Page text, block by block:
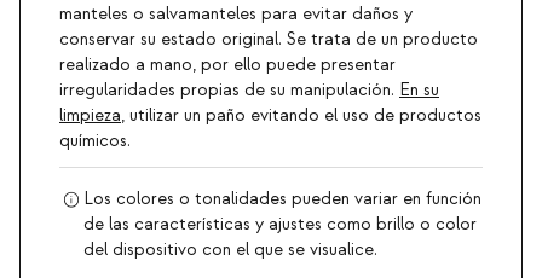
manteles o salvamanteles para evitar daños y
conservar su estado original. Se trata de un producto
realizado a mano, por ello puede presentar
irregularidades propias de su manipulación. En su
limpieza, utilizar un paño evitando el uso de productos
químicos.
Los colores o tonalidades pueden variar en función
de las características y ajustes como brillo o color
del dispositivo con el que se visualice.